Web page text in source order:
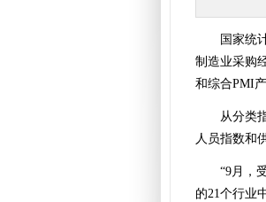
国家统
制造业采购
和综合PMI
从分类
人员指数和
“9月，
的21个行业